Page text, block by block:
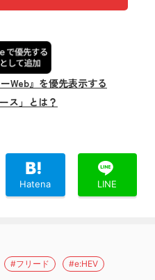
Web』を優先表示する
ス」とは？
Hatena LINE
#フリード #e:HEV